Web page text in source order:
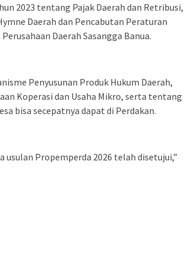
2023 tentang Pajak Daerah dan Retribusi,
Daerah dan Pencabutan Peraturan
Daerah Sasangga Banua.
Penyusunan Produk Hukum Daerah,
Koperasi dan Usaha Mikro, serta tentang
bisa secepatnya dapat di Perdakan.
Propemperda 2026 telah disetujui,”